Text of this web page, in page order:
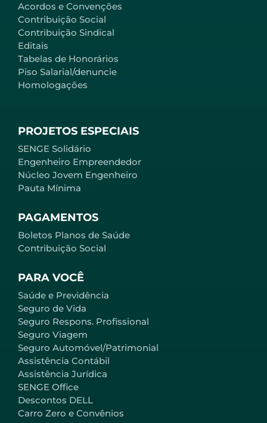
PARA VOCÊ
Saúde e Previdência
Seguro de Vida
Seguro Respons. Profissional
Seguro Viagem
Seguro Automóvel/Patrimonial
Assistência Contábil
Assistência Jurídica
SENGE Office
Descontos DELL
Carro Zero e Convênios
Acordos e Convenções
Contribuição Social
Contribuição Sindical
Editais
Tabelas de Honorários
Piso Salarial/denuncie
Homologações
PROJETOS ESPECIAIS
SENGE Solidário
Engenheiro Empreendedor
Núcleo Jovem Engenheiro
Pauta Mínima
PAGAMENTOS
Boletos Planos de Saúde
Contribuição Social